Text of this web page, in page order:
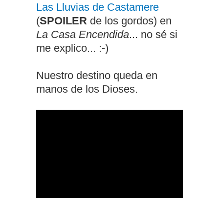
Las Lluvias de Castamere
(SPOILER de los gordos) en
La Casa Encendida... no sé si
me explico... :-)
Nuestro destino queda en
manos de los Dioses.